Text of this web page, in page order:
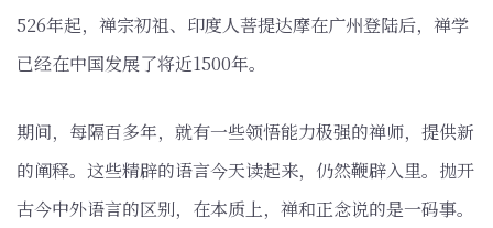
526年起，禅宗初祖、印度人菩提达摩在广州登陆后，禅学
已经在中国发展了将近1500年。
期间，每隔百多年，就有一些领悟能力极强的禅师，提供新
的阐释。这些精辟的语言今天读起来，仍然鞭辟入里。抛开
古今中外语言的区别，在本质上，禅和正念说的是一码事。